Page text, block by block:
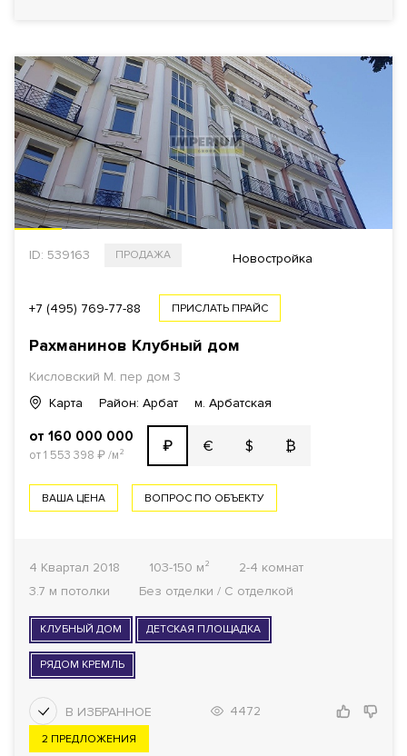
ID: 539163 ПРОДАЖА Новостройка
+7 (495) 769-77-88 ПРИСЛАТЬ ПРАЙС
Рахманинов Клубный дом
Кисловский М. пер дом 3
Карта
Район: Арбат м. Арбатская
от 160 000 000
от 1 553 398 ₽/м² ₽ € $ ₿
ВАША ЦЕНА ВОПРОС ПО ОБЪЕКТУ
4 Квартал 2018 103-150 м²
2-4 комнат
3.7 м потолки
Без отделки / С отделкой
КЛУБНЫЙ ДОМ ДЕТСКАЯ ПЛОЩАДКА
РЯДОМ КРЕМЛЬ
4472
2 ПРЕДЛОЖЕНИЯ